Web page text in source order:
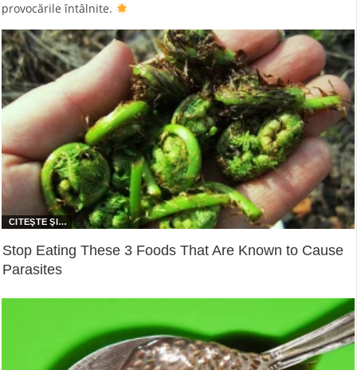
provocările întâlnite.
Stop Eating These 3 Foods That Are Known to Cause
Parasites